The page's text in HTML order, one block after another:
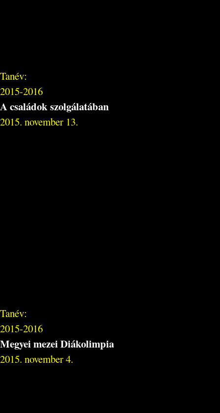
Tanév:
2015-2016
A családok szolgálatában
2015. november 13.
Tanév:
2015-2016
Megyei mezei Diákolimpia
2015. november 4.